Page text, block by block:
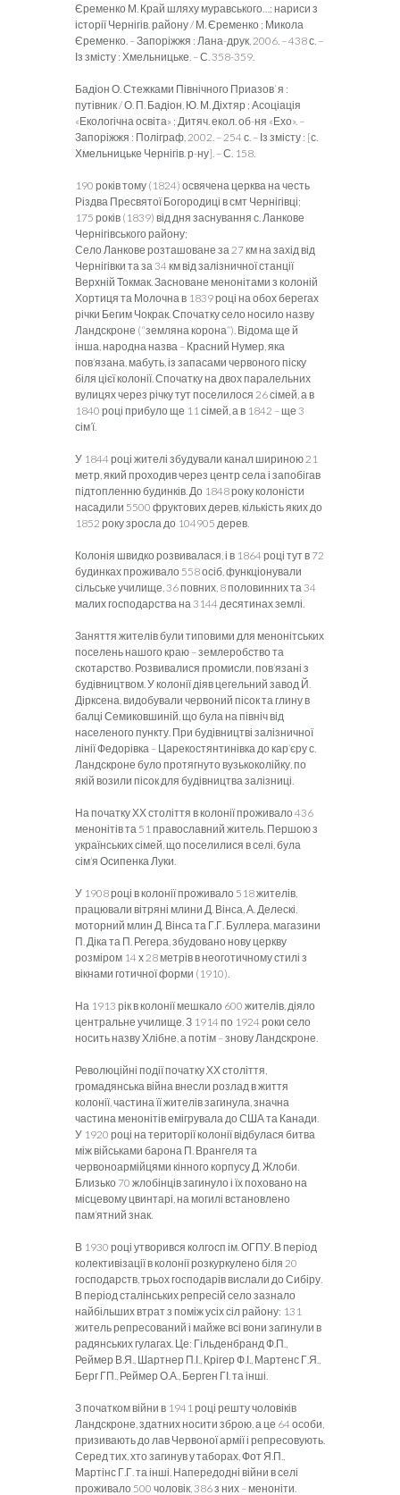
Єременко М. Край шляху муравського…: нариси з
історії Чернігів. району / М. Єременко ; Микола
Єременко. – Запоріжжя : Лана-друк, 2006. – 438 с. –
Із змісту : Хмельницьке. – С. 358-359.
Бадіон О. Стежками Північного Приазов`я :
путівник / О. П. Бадіон, Ю. М. Діхтяр ; Асоціація
«Екологічна освіта» ; Дитяч. екол. об-ня «Ехо». –
Запоріжжя : Поліграф, 2002. – 254 с. – Із змісту : [с.
Хмельницьке Чернігів. р-ну]. – С. 158.
190 років тому (1824) освячена церква на честь
Різдва Пресвятої Богородиці в смт Чернігівці;
175 років (1839) від дня заснування с. Ланкове
Чернігівського району;
Село Ланкове розташоване за 27 км на захід від
Чернігівки та за 34 км від залізничної станції
Верхній Токмак. Засноване менонітами з колоній
Хортиця та Молочна в 1839 році на обох берегах
річки Бегим Чокрак. Спочатку село носило назву
Ландскроне (“земляна корона”). Відома ще й
інша, народна назва – Красний Нумер, яка
пов’язана, мабуть, із запасами червоного піску
біля цієї колонії. Спочатку на двох паралельних
вулицях через річку тут поселилося 26 сімей, а в
1840 році прибуло ще 11 сімей, а в 1842 – ще 3
сім’ї.
У 1844 році жителі збудували канал шириною 21
метр, який проходив через центр села і запобігав
підтопленню будинків. До 1848 року колоністи
насадили 5500 фруктових дерев, кількість яких до
1852 року зросла до 104905 дерев.
Колонія швидко розвивалася, і в 1864 році тут в 72
будинках проживало 558 осіб, функціонували
сільське училище, 36 повних, 8 половинних та 34
малих господарства на 3144 десятинах землі.
Заняття жителів були типовими для менонітських
поселень нашого краю – землеробство та
скотарство. Розвивалися промисли, пов’язані з
будівництвом. У колонії діяв цегельний завод Й.
Дірксена, видобували червоний пісок та глину в
балці Семиковшиній, що була на північ від
населеного пункту. При будівництві залізничної
лінії Федорівка – Царекостянтинівка до кар’єру с.
Ландскроне було протягнуто вузькоколійку, по
якій возили пісок для будівництва залізниці.
На початку ХХ століття в колонії проживало 436
менонітів та 51 православний житель. Першою з
українських сімей, що поселилися в селі, була
сім’я Осипенка Луки.
У 1908 році в колонії проживало 518 жителів,
працювали вітряні млини Д. Вінса, А. Делескі,
моторний млин Д. Вінса та Г.Г. Буллера, магазини
П. Діка та П. Регера, збудовано нову церкву
розміром 14 х 28 метрів в неоготичному стилі з
вікнами готичної форми (1910).
На 1913 рік в колонії мешкало 600 жителів, діяло
центральне училище. З 1914 по 1924 роки село
носить назву Хлібне, а потім – знову Ландскроне.
Революційні події початку ХХ століття,
громадянська війна внесли розлад в життя
колонії, частина її жителів загинула, значна
частина менонітів емігрувала до США та Канади.
У 1920 році на території колонії відбулася битва
між військами барона П. Врангеля та
червоноармійцями кінного корпусу Д. Жлоби.
Близько 70 жлобінців загинуло і їх поховано на
місцевому цвинтарі, на могилі встановлено
пам’ятний знак.
В 1930 році утворився колгосп ім. ОГПУ. В період
колективізації в колонії розкуркулено біля 20
господарств, трьох господарів вислали до Сибіру.
В період сталінських репресій село зазнало
найбільших втрат з поміж усіх сіл району: 131
житель репресований і майже всі вони загинули в
радянських гулагах. Це: Гільденбранд Ф.П.,
Реймер В.Я., Шартнер П.І., Крігер Ф.І., Мартенс Г.Я.,
Берг ГП., Реймер О.А., Берген ГІ. та інші.
З початком війни в 1941 році решту чоловіків
Ландскроне, здатних носити зброю, а це 64 особи,
призивають до лав Червоної армії і репресовують.
Серед тих, хто загинув у таборах, Фот Я.П.,
Мартінс Г.Г. та інші. Напередодні війни в селі
проживало 500 чоловік, 386 з них – меноніти.